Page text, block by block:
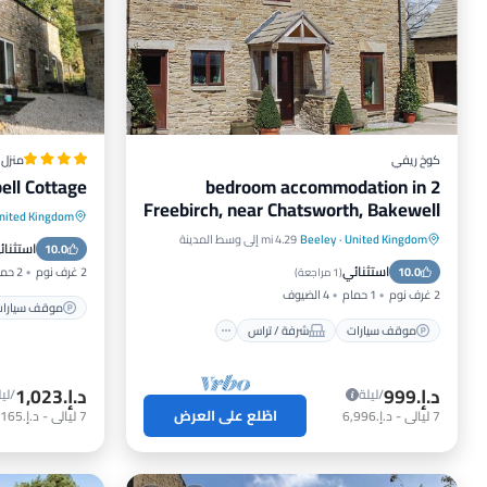
كوخ ريفي
2 bedroom accommodation in
Freebirch, near Chatsworth, Bakewell
United Kingdom
·
Beeley4.29 mi إلى وسط المدينة
10.0 استثنائي(1 مراجعة )
2 غرف نوم 1 حمام
4 الضيوف
موقف سيارات
شرفة / تراس
موقف سيارات
شرفة / تراس
مطبخ
إنترنت
د.إ.‏999
/ليلة
7ليالي- د.إ.‏6,996 اطّلع على العرض
منزل
Cottage
Kingdom
10.0
2 غرف نوم 2 حمامات
موقف
موقف
مناسب
د.إ.‏1,023
/
7ليالي- د.إ.‏7,165